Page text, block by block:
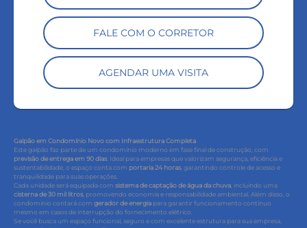
FALE COM O CORRETOR
AGENDAR UMA VISITA
Galpão em Condomínio Novo com Infraestrutura Completa
Este galpão faz parte de um condomínio moderno em fase final de construção, com
previsão de entrega em 90 dias. Ideal para empresas que valorizam segurança, eficiência e
sustentabilidade, o espaço conta com portaria 24 horas, garantindo controle de acesso e
tranquilidade para suas operações.
Cada unidade será equipada com sistema de captação de água da chuva , incluindo uma
cisterna de 30 mil litros, promovendo economia e responsabilidade ambiental. Além disso, o
condomínio contará com gerador de energia para garantir funcionamento contínuo
mesmo em casos de interrupção do fornecimento elétrico.
Se você busca um espaço funcional, seguro e com excelente estrutura para sua empresa,